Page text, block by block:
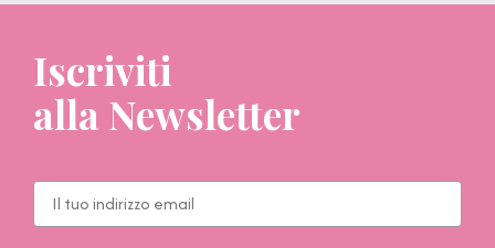
Iscriviti
alla Newsletter